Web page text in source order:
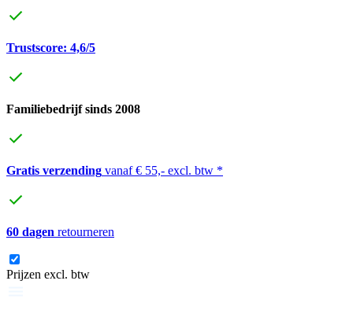
Trustscore: 4,6/5
Familiebedrijf sinds 2008
Gratis verzending vanaf € 55,- excl. btw *
60 dagen retourneren
Prijzen excl. btw